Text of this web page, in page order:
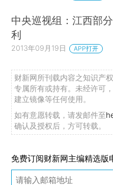
中央巡视组：江西部
利
2013年09月19日 APP打开
财新网所刊载内容之知识产
专属所有或持有。未经许可
建立镜像等任何使用。
如有意愿转载，请发邮件至
确认及授权后，方可转载。
免费订阅财新网主编精选版